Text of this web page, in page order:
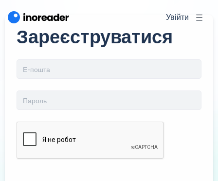
Увійти
Зареєструватися